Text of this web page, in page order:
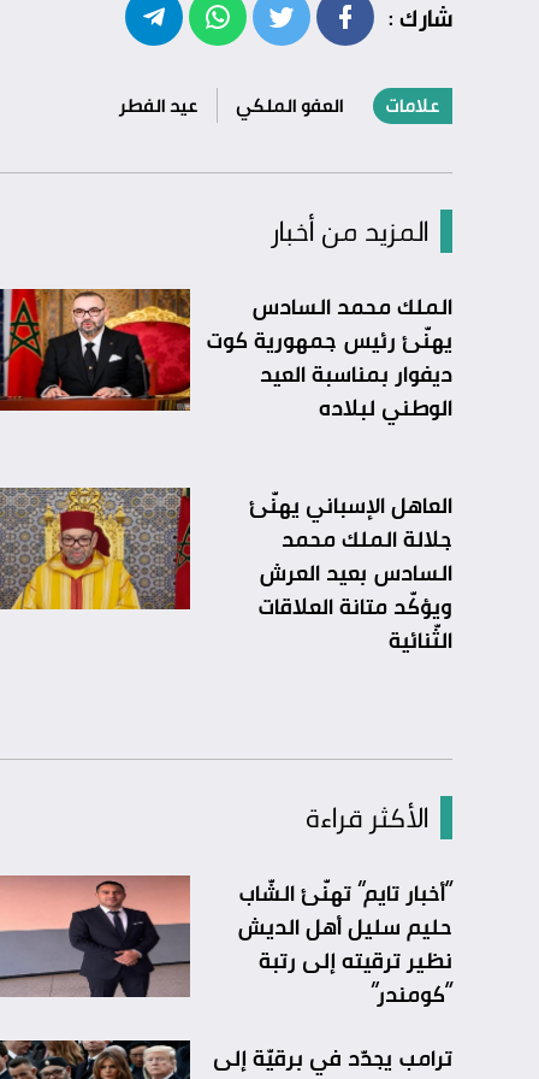
شارك :
علامات العفو الملكي عيد الفطر
المزيد من أخبار
الملك محمد السادس
يهنّئ رئيس جمهورية كوت
ديفوار بمناسبة العيد
الوطني لبلاده
العاهل الإسباني يهنّئ
جلالة الملك محمد
السادس بعيد العرش
ويؤكّد متانة العلاقات
الثّنائية
الأكثر قراءة
“أخبار تايم” تهنّئ الشّاب
حليم سليل أهل الديش
نظير ترقيته إلى رتبة
“كومندر”
ترامب يجدّد في برقيّة إلى